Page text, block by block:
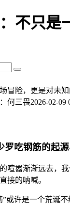
不只是
冒险，更是对未
何三畏2026-02-09
罗吃钢筋的起
喧嚣渐渐远去，
接的呐喊。
”或许是一个荒诞